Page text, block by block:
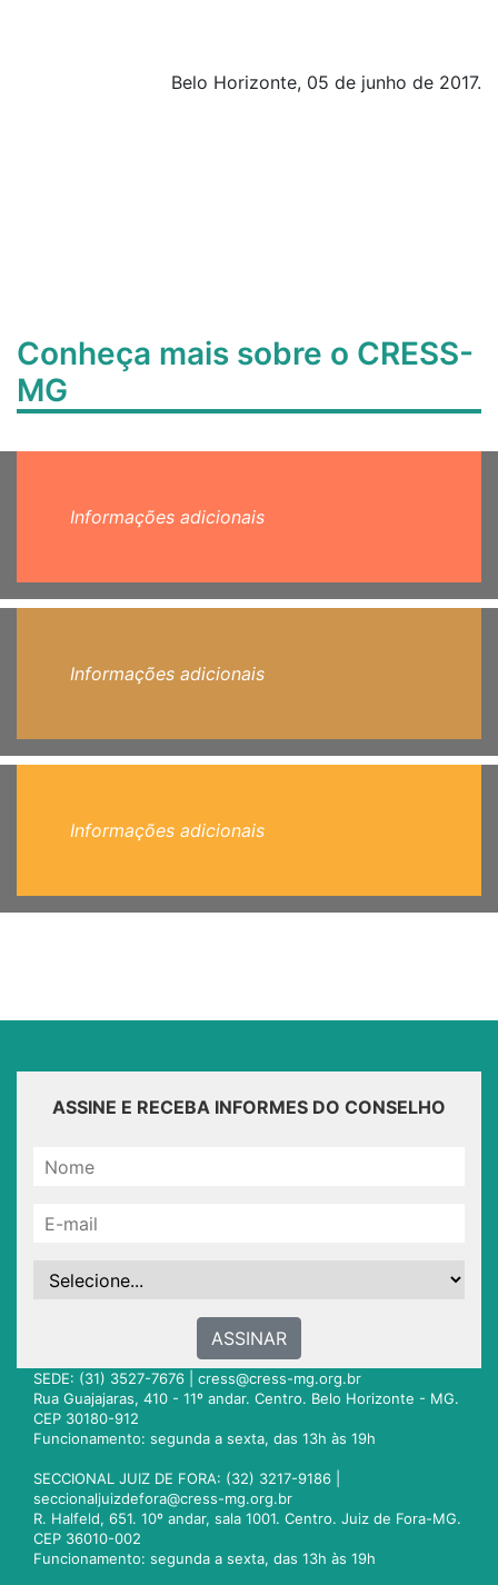
Belo Horizonte, 05 de junho de 2017.
Conheça mais sobre o CRESS-
MG
Informações adicionais
Informações adicionais
Informações adicionais
ASSINE E RECEBA INFORMES DO CONSELHO
ASSINAR
SEDE: (31) 3527-7676 | cress@cress-mg.org.br
Rua Guajajaras, 410 - 11º andar. Centro. Belo Horizonte - MG.
CEP 30180-912
Funcionamento: segunda a sexta, das 13h às 19h
SECCIONAL JUIZ DE FORA: (32) 3217-9186 |
seccionaljuizdefora@cress-mg.org.br
R. Halfeld, 651. 10º andar, sala 1001. Centro. Juiz de Fora-MG.
CEP 36010-002
Funcionamento: segunda a sexta, das 13h às 19h